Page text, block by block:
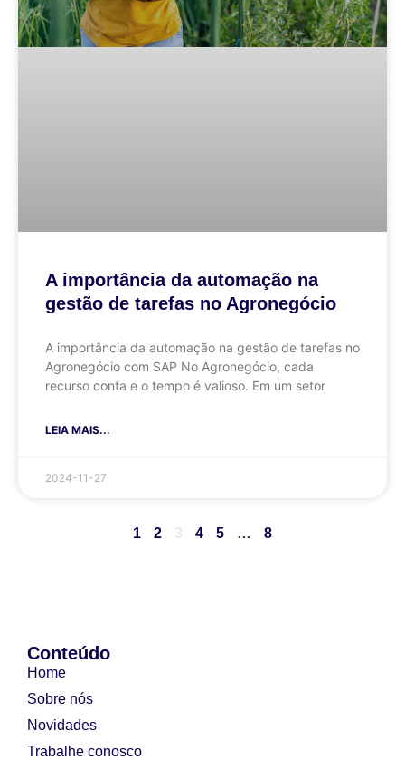
A importância da automação na
gestão de tarefas no Agronegócio
A importância da automação na gestão de tarefas no
Agronegócio com SAP No Agronegócio, cada
recurso conta e o tempo é valioso. Em um setor
LEIA MAIS...
2024-11-27
1 2 4 5 … 8
Conteúdo
Home
Sobre nós
Novidades
Trabalhe conosco